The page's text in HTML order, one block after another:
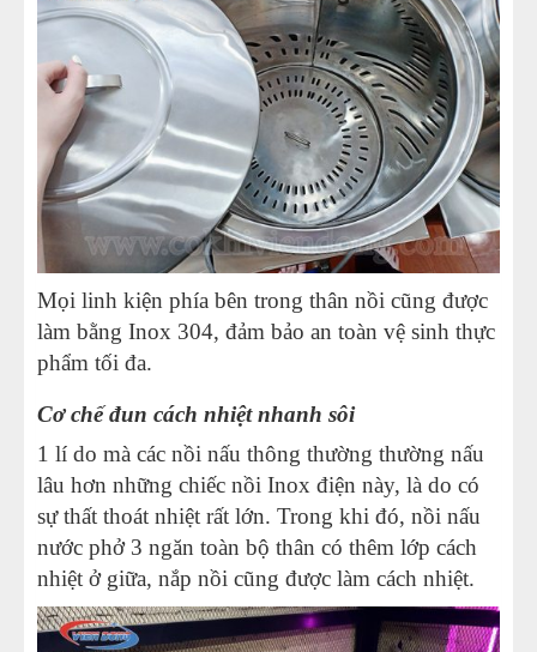
Mọi linh kiện phía bên trong thân nồi cũng được
làm bằng Inox 304, đảm bảo an toàn vệ sinh thực
phẩm tối đa.
Cơ chế đun cách nhiệt nhanh sôi
1 lí do mà các nồi nấu thông thường thường nấu
lâu hơn những chiếc nồi Inox điện này, là do có
sự thất thoát nhiệt rất lớn. Trong khi đó, nồi nấu
nước phở 3 ngăn toàn bộ thân có thêm lớp cách
nhiệt ở giữa, nắp nồi cũng được làm cách nhiệt.